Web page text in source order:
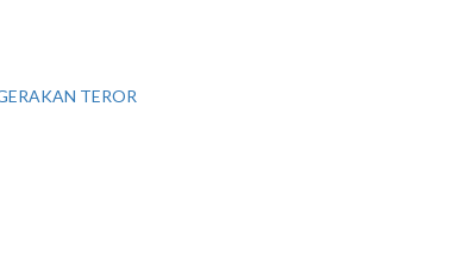
TEROR